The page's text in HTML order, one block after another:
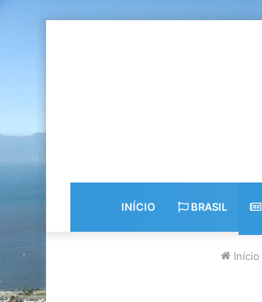
INÍCIO BRASIL
Início